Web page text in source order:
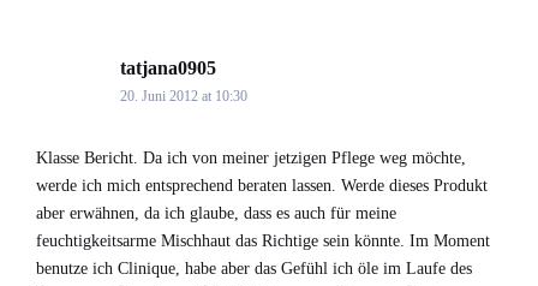
tatjana0905
20. Juni 2012 at 10:30
Klasse Bericht. Da ich von meiner jetzigen Pflege weg möchte,
werde ich mich entsprechend beraten lassen. Werde dieses Produkt
aber erwähnen, da ich glaube, dass es auch für meine
feuchtigkeitsarme Mischhaut das Richtige sein könnte. Im Moment
benutze ich Clinique, habe aber das Gefühl ich öle im Laufe des